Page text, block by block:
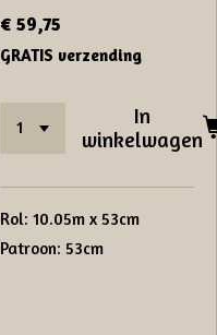
€ 59,75
GRATIS verzending
In
winkelwagen
Rol: 10.05m x 53cm
Patroon: 53cm